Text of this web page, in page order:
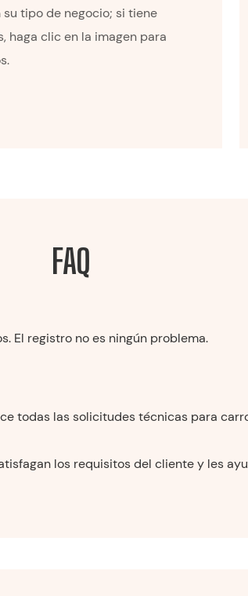
su tipo de negocio; si tiene
haga clic en la imagen para
FAQ
El registro no es ningún problema.
todas las solicitudes técnicas para
los requisitos del cliente y les